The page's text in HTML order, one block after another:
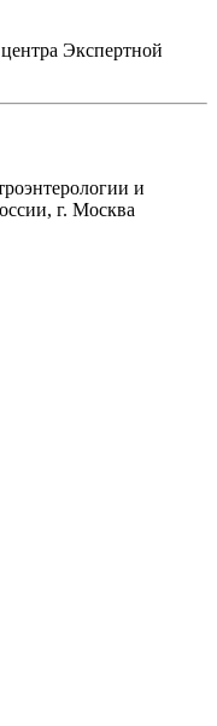
Экспертной
и
г. Москва